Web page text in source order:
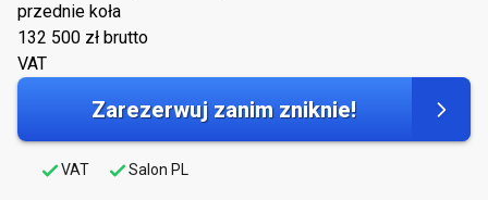
przednie koła
132 500 zł brutto
VAT
Zarezerwuj zanim zniknie!
VAT Salon PL